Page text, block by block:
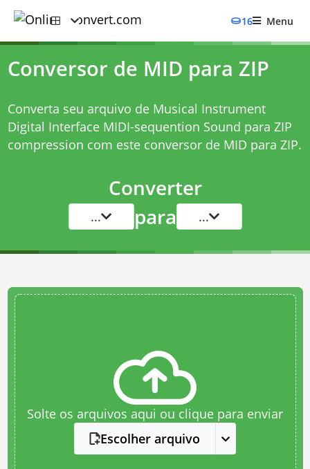
16 Menu
Conversor de MID para ZIP
Converta seu arquivo de Musical Instrument
Digital Interface MIDI-sequention Sound para ZIP
compression com este conversor de MID para ZIP.
Converter
... para ...
Solte os arquivos aqui ou clique para enviar
Escolher arquivo